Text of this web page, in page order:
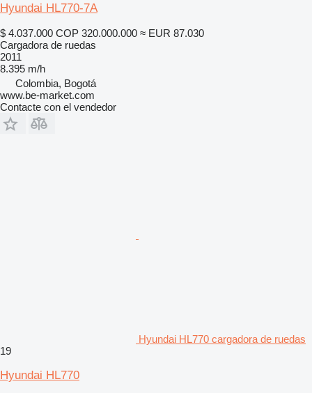
Hyundai HL770-7A
$ 4.037.000 COP 320.000.000 ≈ EUR 87.030
Cargadora de ruedas
2011
8.395 m/h
Colombia, Bogotá
www.be-market.com
Contacte con el vendedor
Hyundai HL770 cargadora de ruedas
19
Hyundai HL770